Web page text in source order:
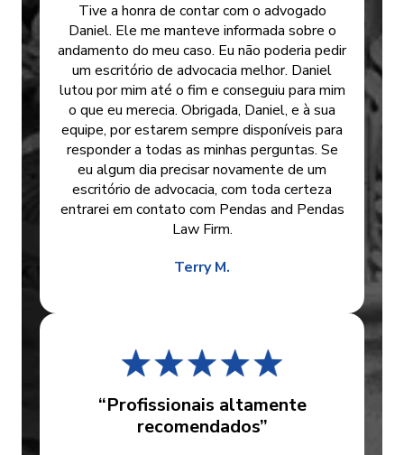
Tive a honra de contar com o advogado
Daniel. Ele me manteve informada sobre o
andamento do meu caso. Eu não poderia pedir
um escritório de advocacia melhor. Daniel
lutou por mim até o fim e conseguiu para mim
o que eu merecia. Obrigada, Daniel, e à sua
equipe, por estarem sempre disponíveis para
responder a todas as minhas perguntas. Se
eu algum dia precisar novamente de um
escritório de advocacia, com toda certeza
entrarei em contato com Pendas and Pendas
Law Firm.
Terry M.
“Profissionais altamente
recomendados”